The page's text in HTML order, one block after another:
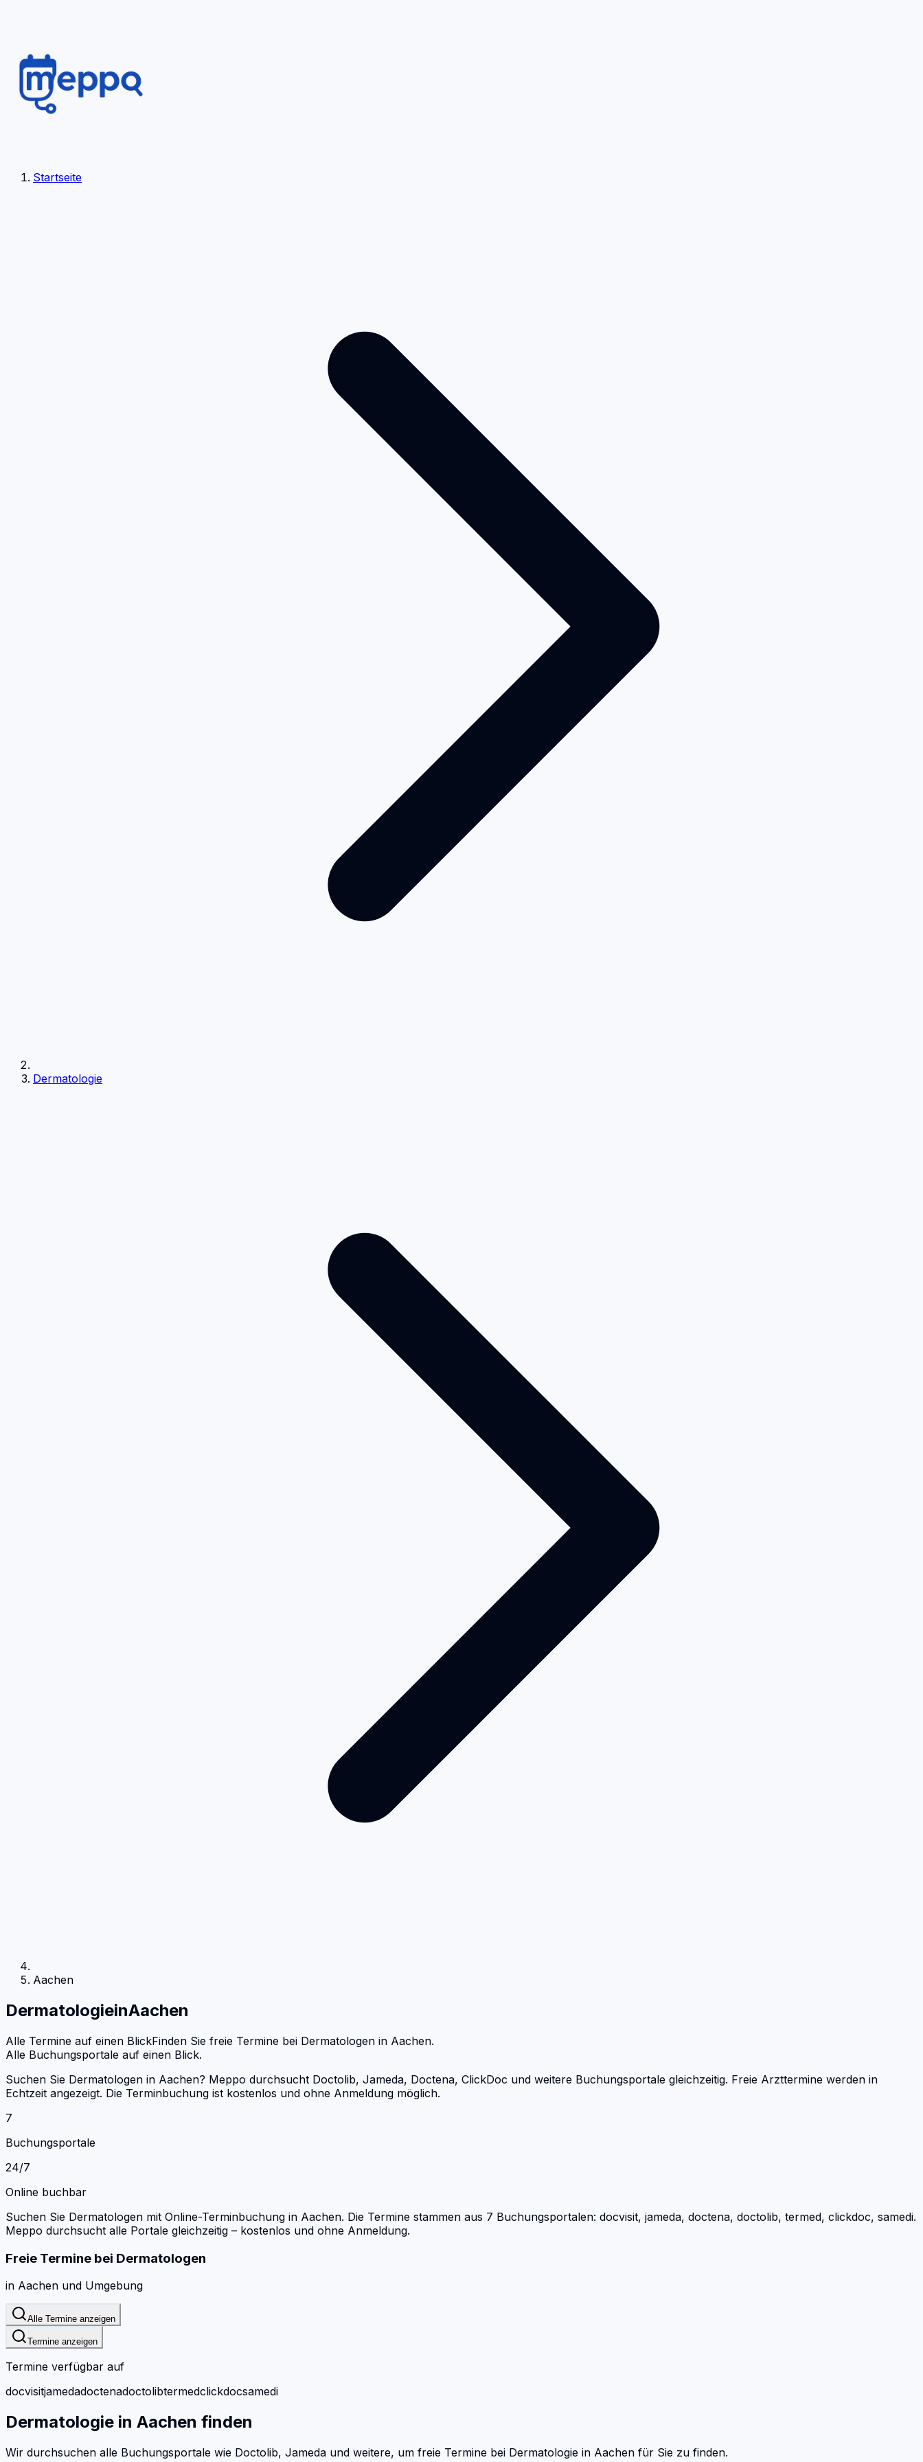
Startseite
Dermatologie
Aachen
DermatologieinAachen
Alle Termine auf einen BlickFinden Sie freie Termine bei Dermatologen in Aachen.
Alle Buchungsportale auf einen Blick.
Suchen Sie Dermatologen in Aachen? Meppo durchsucht Doctolib, Jameda, Doctena, ClickDoc und weitere Buchungsportale gleichzeitig. Freie Arzttermine werden in
Echtzeit angezeigt. Die Terminbuchung ist kostenlos und ohne Anmeldung möglich.
7
Buchungsportale
24/7
Online buchbar
Suchen Sie Dermatologen mit Online-Terminbuchung in Aachen. Die Termine stammen aus 7 Buchungsportalen: docvisit, jameda, doctena, doctolib, termed, clickdoc, samedi.
Meppo durchsucht alle Portale gleichzeitig – kostenlos und ohne Anmeldung.
Freie Termine bei Dermatologen
in Aachen und Umgebung
Alle Termine anzeigen
Termine anzeigen
Termine verfügbar auf
docvisitjamedadoctenadoctolibtermedclickdocsamedi
Dermatologie in Aachen finden
Wir durchsuchen alle Buchungsportale wie Doctolib, Jameda und weitere, um freie Termine bei Dermatologie in Aachen für Sie zu finden.